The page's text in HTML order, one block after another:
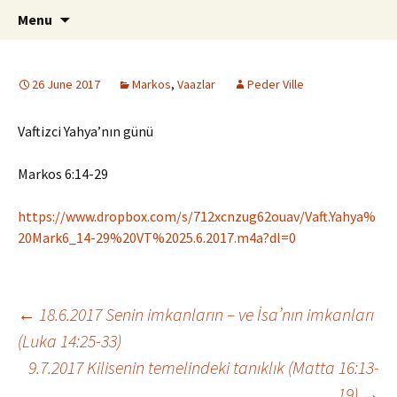
ILC
Menu
26 June 2017 Markos, Vaazlar Peder Ville
Vaftizci Yahya’nın günü
Markos 6:14-29
https://www.dropbox.com/s/712xcnzug62ouav/Vaft.Yahya%
20Mark6_14-29%20VT%2025.6.2017.m4a?dl=0
Post
navigation
← 18.6.2017 Senin imkanların – ve İsa’nın imkanları
(Luka 14:25-33)
9.7.2017 Kilisenin temelindeki tanıklık (Matta 16:13-